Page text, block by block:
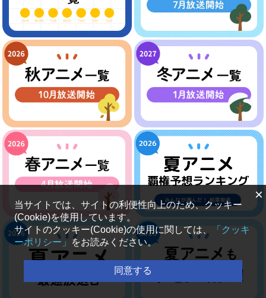
×
当サイトでは、サイトの利便性向上のため、クッキー
(Cookie)を使用しています。
サイトのクッキー(Cookie)の使用に関しては、
「クッキ
ーポリシー」 をお読みください。
同意する